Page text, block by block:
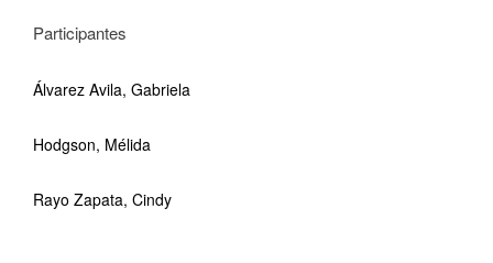
Participantes
Álvarez Avila, Gabriela
Hodgson, Mélida
Rayo Zapata, Cindy